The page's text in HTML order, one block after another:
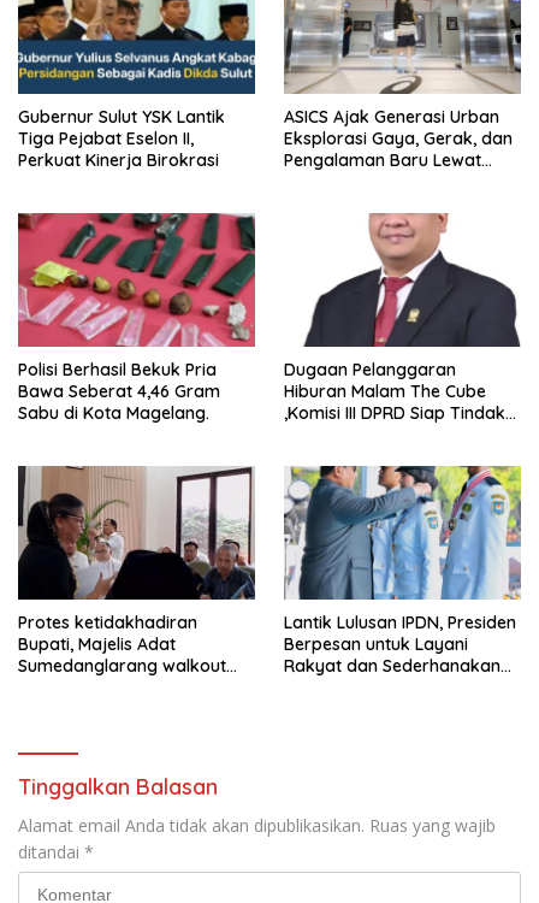
Gubernur Sulut YSK Lantik
Tiga Pejabat Eselon II,
Perkuat Kinerja Birokrasi
ASICS Ajak Generasi Urban
Eksplorasi Gaya, Gerak, dan
Pengalaman Baru Lewat
Polisi Berhasil Bekuk Pria
Bawa Seberat 4,46 Gram
Sabu di Kota Magelang.
Dugaan Pelanggaran
Hiburan Malam The Cube
,Komisi III DPRD Siap Tindak
Protes ketidakhadiran
Bupati, Majelis Adat
Sumedanglarang walkout
Lantik Lulusan IPDN, Presiden
Berpesan untuk Layani
Rakyat dan Sederhanakan
Tinggalkan Balasan
Alamat email Anda tidak akan dipublikasikan. Ruas yang wajib
ditandai *